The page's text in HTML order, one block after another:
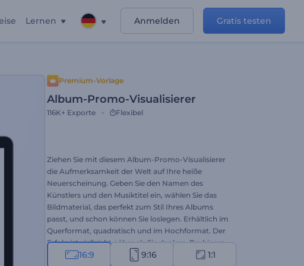
Lernen Anmelden Gratis testen
Premium-Vorlage
Album-Promo-Visualisierer
116K+ Exporte Flexibel
Ziehen Sie mit diesem Album-Promo-Visualisierer
die Aufmerksamkeit der Welt auf Ihre heiße
Neuerscheinung. Geben Sie den Namen des
Künstlers und den Musiktitel ein, wählen Sie das
Bildmaterial, das perfekt zum Stil Ihres Albums
passt, und schon können Sie loslegen. Erhältlich im
Querformat, quadratisch und im Hochformat. Der
Erfolg ist vielleicht näher als Sie denken. Probieren
Sie es jetzt aus.
16:9 9:16 1:1